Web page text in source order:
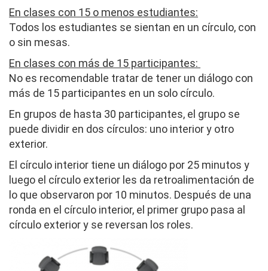
En clases con 15 o menos estudiantes:
Todos los estudiantes se sientan en un círculo, con
o sin mesas.
En clases con más de 15 participantes:
No es recomendable tratar de tener un diálogo con
más de 15 participantes en un solo círculo.
En grupos de hasta 30 participantes, el grupo se
puede dividir en dos círculos: uno interior y otro
exterior.
El círculo interior tiene un diálogo por 25 minutos y
luego el círculo exterior les da retroalimentación de
lo que observaron por 10 minutos. Después de una
ronda en el círculo interior, el primer grupo pasa al
círculo exterior y se reversan los roles.